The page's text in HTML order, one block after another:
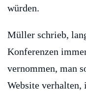
würden.
Müller schrieb,
Konferenzen
vernommen, man
Website verhalten,